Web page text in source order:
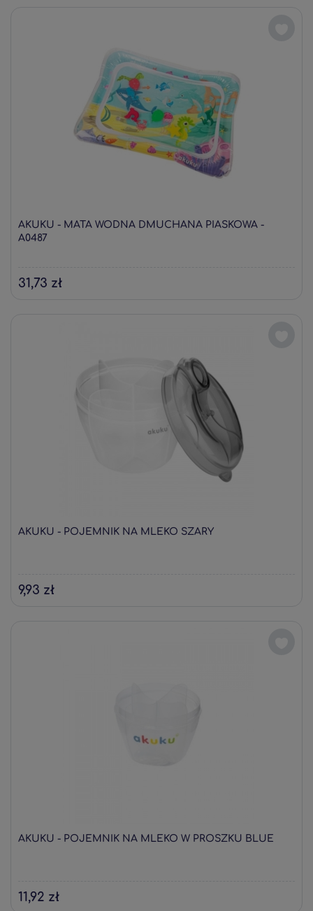
AKUKU - MATA WODNA DMUCHANA PIASKOWA -
A0487
31,73 zł
AKUKU - POJEMNIK NA MLEKO SZARY
9,93 zł
AKUKU - POJEMNIK NA MLEKO W PROSZKU BLUE
11,92 zł